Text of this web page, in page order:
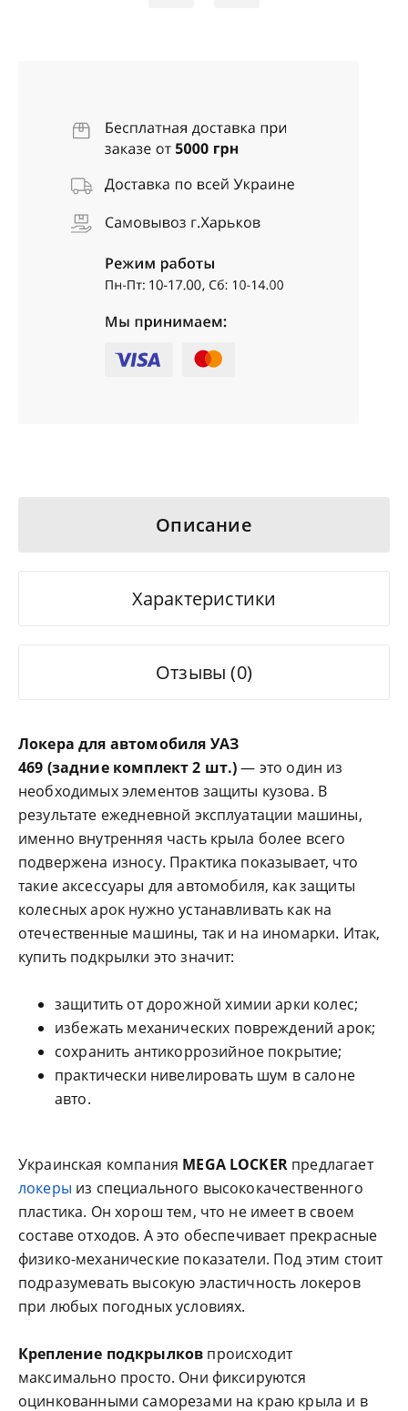
Описание
Характеристики
Отзывы (0)
Локера для автомобиля УАЗ
469 (задние комплект 2 шт.)— это один из
необходимых элементов защиты кузова. В
результате ежедневной эксплуатации машины,
именно внутренняя часть крыла более всего
подвержена износу. Практика показывает, что
такие аксессуары для автомобиля, как защиты
колесных арок нужно устанавливать как на
отечественные машины, так и на иномарки. Итак,
купить подкрылки это значит:
защитить от дорожной химии арки колес;
избежать механических повреждений арок;
сохранить антикоррозийное покрытие;
практически нивелировать шум в салоне
авто.
Украинская компания MEGA LOCKERпредлагает
локеры из специального высококачественного
пластика. Он хорош тем, что не имеет в своем
составе отходов. А это обеспечивает прекрасные
физико-механические показатели. Под этим стоит
подразумевать высокую эластичность локеров
при любых погодных условиях.
Крепление подкрылков происходит
максимально просто. Они фиксируются
оцинкованными саморезами на краю крыла и в